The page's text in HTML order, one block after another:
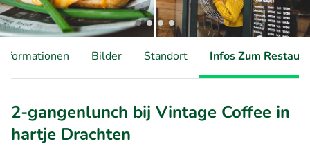
Informationen Bilder Standort Infos Zum
2-gangenlunch bij Vintage Coffee in
hartje Drachten